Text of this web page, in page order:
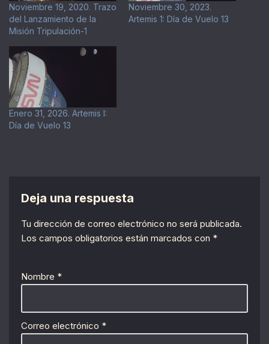
Noviembre 19, 2020. Trazo
del Lanzamiento de la
Misión Tripulación-1
Noviembre 30, 2023.
Artemis 1: Día de Vuelo 13
Enero 31, 2026. Artemis I:
Día de Vuelo 13
Deja una respuesta
Tu dirección de correo electrónico no será publicada.
Los campos obligatorios están marcados con *
Nombre *
Correo electrónico *